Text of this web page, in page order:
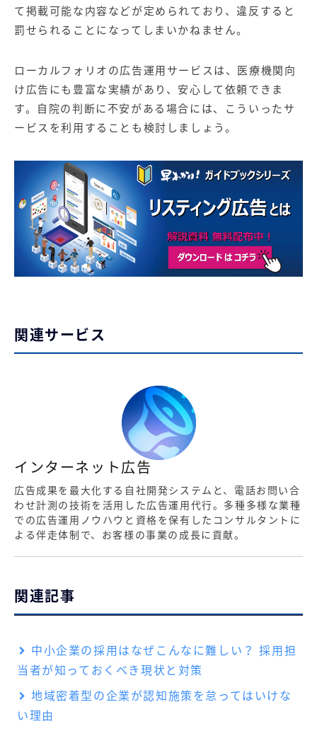
て掲載可能な内容などが定められており、違反すると
罰せられることになってしまいかねません。
ローカルフォリオの広告運用サービスは、医療機関向
け広告にも豊富な実績があり、安心して依頼できま
す。自院の判断に不安がある場合には、こういったサ
ービスを利用することも検討しましょう。
関連記事
中小企業の採用はなぜこんなに難しい？ 採用担
当者が知っておくべき現状と対策
地域密着型の企業が認知施策を怠ってはいけな
い理由
関連サービス
インターネット広告
広告成果を最大化する自社開発システムと、電話お問い合
わせ計測の技術を活用した広告運用代行。多種多様な業種
での広告運用ノウハウと資格を保有したコンサルタントに
よる伴走体制で、お客様の事業の成長に貢献。